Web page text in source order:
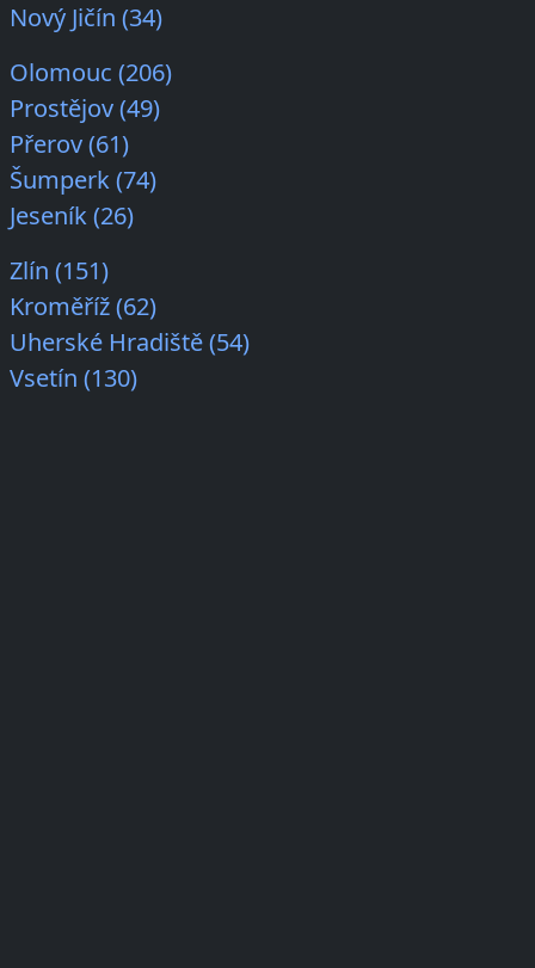
Nový Jičín (34)
Olomouc (206)
Prostějov (49)
Přerov (61)
Šumperk (74)
Jeseník (26)
Zlín (151)
Kroměříž (62)
Uherské Hradiště (54)
Vsetín (130)